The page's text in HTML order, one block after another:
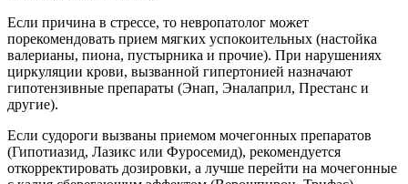
Если причина в стрессе, то невропатолог может
порекомендовать прием мягких успокоительных (настойка
валерианы, пиона, пустырника и прочие). При нарушениях
циркуляции крови, вызванной гипертонией назначают
гипотензивные препараты (Энап, Эналаприл, Престанс и
другие).
Если судороги вызваны приемом мочегонных препаратов
(Гипотиазид, Лазикс или Фуросемид), рекомендуется
откорректировать дозировки, а лучше перейти на мочегонные